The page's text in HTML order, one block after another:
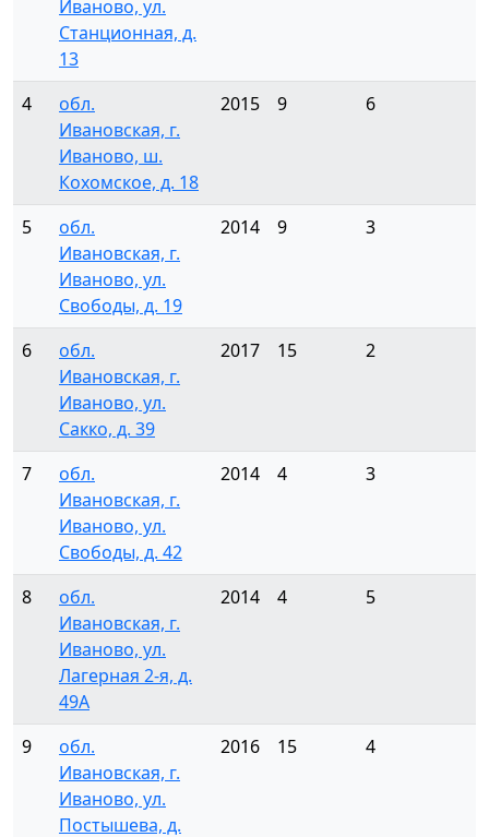
Иваново, ул.
Станционная, д.
13
4
обл.
Ивановская, г.
Иваново, ш.
Кохомское, д. 18
2015 9 6
5
обл.
Ивановская, г.
Иваново, ул.
Свободы, д. 19
2014 9 3
6
обл.
Ивановская, г.
Иваново, ул.
Сакко, д. 39
2017 15 2
7
обл.
Ивановская, г.
Иваново, ул.
Свободы, д. 42
2014 4 3
8
обл.
Ивановская, г.
Иваново, ул.
Лагерная 2-я, д.
49А
2014 4 5
9
обл.
Ивановская, г.
Иваново, ул.
Постышева, д.
2016 15 4